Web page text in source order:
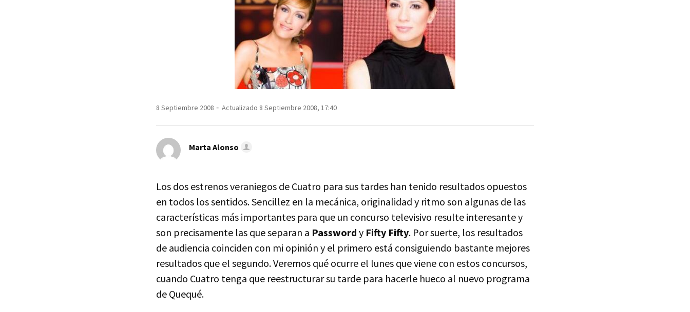
8 Septiembre 2008 Actualizado 8 Septiembre 2008, 17:40
Marta Alonso
Los dos estrenos veraniegos de Cuatro para sus tardes han tenido resultados opuestos
en todos los sentidos. Sencillez en la mecánica, originalidad y ritmo son algunas de las
características más importantes para que un concurso televisivo resulte interesante y
son precisamente las que separan a Password y Fifty Fifty. Por suerte, los resultados
de audiencia coinciden con mi opinión y el primero está consiguiendo bastante mejores
resultados que el segundo. Veremos qué ocurre el lunes que viene con estos concursos,
cuando Cuatro tenga que reestructurar su tarde para hacerle hueco al nuevo programa
de Quequé.